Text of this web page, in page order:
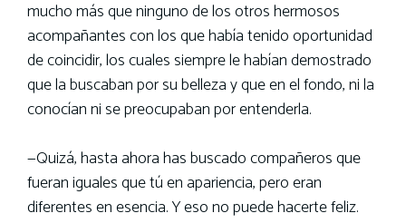
mucho más que ninguno de los otros hermosos
acompañantes con los que había tenido oportunidad
de coincidir, los cuales siempre le habían demostrado
que la buscaban por su belleza y que en el fondo, ni la
conocían ni se preocupaban por entenderla.
—Quizá, hasta ahora has buscado compañeros que
fueran iguales que tú en apariencia, pero eran
diferentes en esencia. Y eso no puede hacerte feliz.